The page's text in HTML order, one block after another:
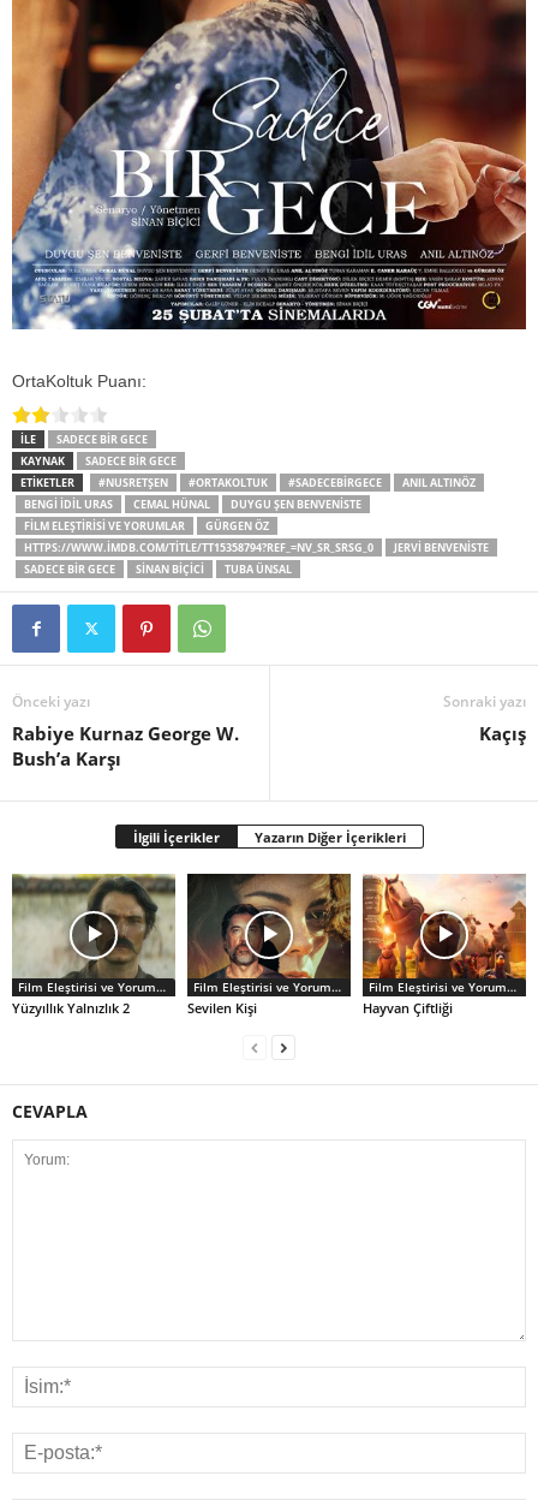
OrtaKoltuk Puanı:
İLE
SADECE BIR GECE
KAYNAK
SADECE BIR GECE
ETİKETLER
#NUSRETŞEN #ORTAKOLTUK #SADECEBIRGECE
ANIL ALTINÖZ
BENGI İDIL URAS
CEMAL HÜNAL
DUYGU ŞEN BENVENISTE
FILM ELEŞTIRISI VE YORUMLAR
GÜRGEN ÖZ
HTTPS://WWW.IMDB.COM/TITLE/TT15358794?REF_=NV_SR_SRSG_0
JERVI BENVENISTE
SADECE BIR GECE
SINAN BIÇICI TUBA ÜNSAL
Önceki yazı
Rabiye Kurnaz George W.
Bush’a Karşı
Sonraki yazı
Kaçış
İlgili İçerikler Yazarın Diğer İçerikleri
Film Eleştirisi ve Yorumlar
Yüzyıllık Yalnızlık 2
Film Eleştirisi ve Yorumlar
Sevilen Kişi
Film Eleştirisi ve Yorumlar
Hayvan Çiftliği
CEVAPLA